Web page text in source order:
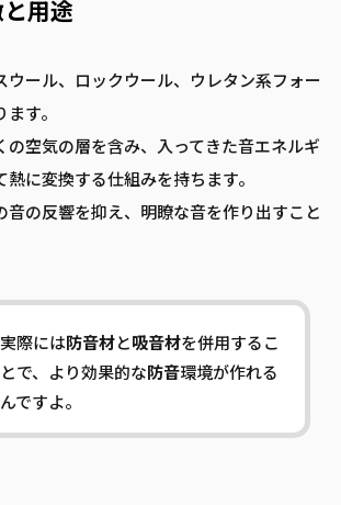
用途
ウール、ロックウール、ウレタン系フォー
す。
の空気の層を含み、入ってきた音エネルギ
に変換する仕組みを持ちます。
音の反響を抑え、明瞭な音を作り出すこと
実際には防音材と吸音材を併用するこ
とで、より効果的な防音環境が作れる
んですよ。